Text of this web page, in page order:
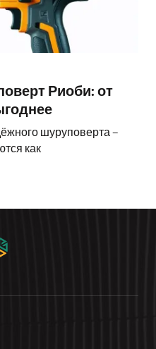
Риоби: от
шуруповерта –
как